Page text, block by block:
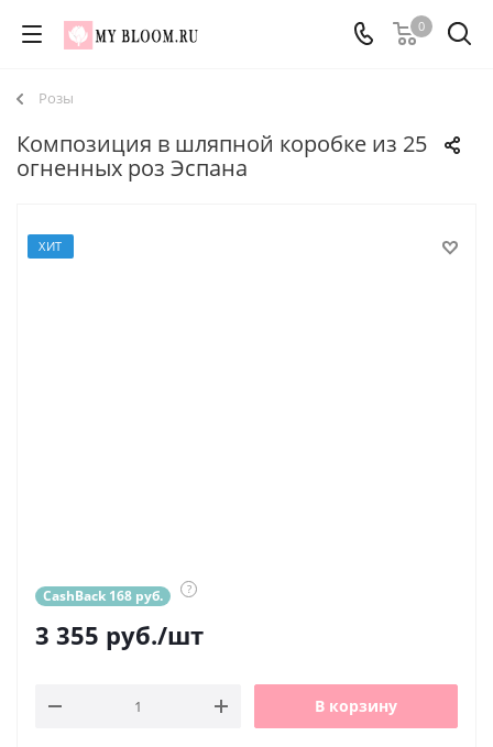
0
Розы
Композиция в шляпной коробке из 25
огненных роз Эспана
ХИТ
CashBack 168 руб. ?
3 355 руб./шт
В корзину